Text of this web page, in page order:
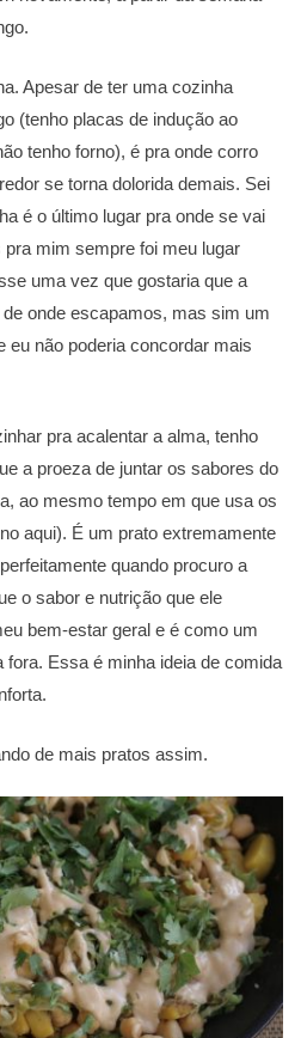
Apesar de ter uma cozinha
(tenho placas de indução ao
tenho forno), é pra onde corro
se torna dolorida demais. Sei
é o último lugar pra onde se vai
mim sempre foi meu lugar
uma vez que gostaria que a
onde escapamos, mas sim um
eu não poderia concordar mais
pra acalentar a alma, tenho
a proeza de juntar os sabores do
ao mesmo tempo em que usa os
aqui). É um prato extremamente
quando procuro a
o sabor e nutrição que ele
bem-estar geral e é como um
fora. Essa é minha ideia de comida
de mais pratos assim.